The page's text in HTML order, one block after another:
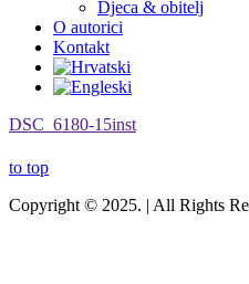
Djeca & obitelj
O autorici
Kontakt
DSC_6180-15inst
to top
Copyright © 2025. | All Rights